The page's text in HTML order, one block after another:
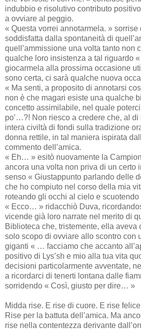
indubbio e risolutivo contributo
a ovviare al peggio.
« Questa vorrei annotarmela. »
soddisfatta dalla spontaneità di
quell’ammissione una volta tanto non
qualche loro insistenza a tal riguardo
giocarmela alla prossima occasione
sono certa, ci sarà qualche nuova
« Ma senti, a proposito di annotarsi
non è che magari esiste una qualche
concetto assimilabile, nel quale
po’…?! Non riesco a credere che, al di
intera civiltà di fondi sulla tradizione
donna rettile, in tal maniera ispirata
commento dell’amica.
« Eh… » esitò nuovamente la
ancora una volta non priva di un certo
senso « Giustappunto parlando delle
che ho compiuto nel corso della mia
roteando gli occhi al cielo e
« Ecco… » ridacchiò Duva,
vicende già loro narrate nel merito di
Biblioteca che, tristemente, ella aveva
solo scopo di ovviare allo scontro con
giganti « … facciamo che accanto
positivo di Lys’sh e mio alla tua vita
decisioni particolarmente avventate,
a ricordarci di tenerti lontana dalle
sorridendo « Così, giusto per dire… »
Midda rise. E rise di cuore. E rise
Rise per la battuta dell’amica. Ma
rise nella contentezza derivante